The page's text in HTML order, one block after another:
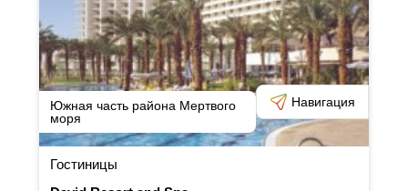
Южная часть района Мертвого
моря
Навигация
Гостиницы